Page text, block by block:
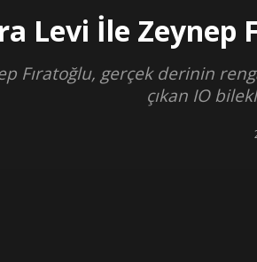
Levi İle Zeynep
Fıratoğlu, gerçek derinin
çıkan IO